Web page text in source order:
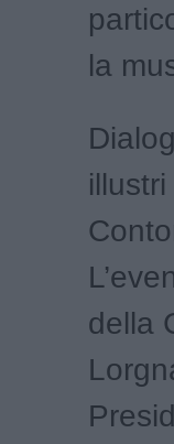
la
della